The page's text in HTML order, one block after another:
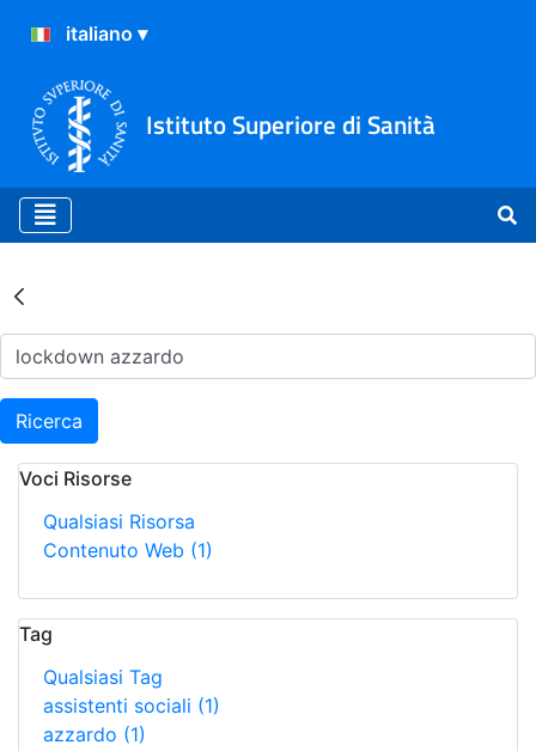
Istituto Superiore di Sanità
Risultati della Ricerca -
Ricerca
Voci Risorse
Qualsiasi Risorsa
Contenuto Web (1)
Tag
Qualsiasi Tag
assistenti sociali (1)
azzardo (1)